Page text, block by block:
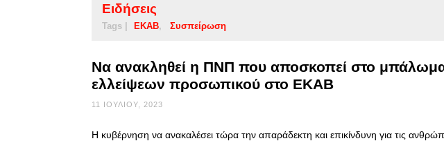
Ειδήσεις
Tags | ΕΚΑΒ Συσπείρωση
Να ανακληθεί η ΠΝΠ που αποσκοπεί στο
ελλείψεων προσωπικού στο ΕΚΑΒ
11 ΙΟΥΛΊΟΥ, 2023
Η κυβέρνηση να ανακαλέσει τώρα την απαράδεκτη και επικίνδυνη για τις